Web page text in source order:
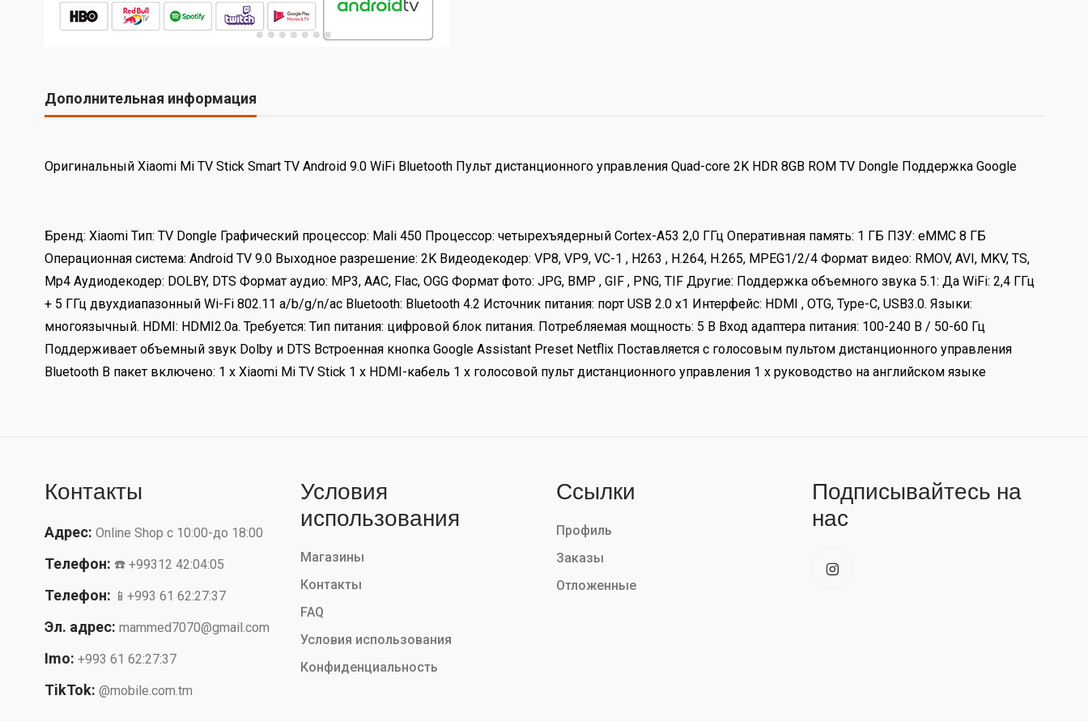
Дополнительная информация
Оригинальный Xiaomi Mi TV Stick Smart TV Android 9.0 WiFi Bluetooth Пульт дистанционного управления Quad-core 2K HDR 8GB ROM TV Dongle Поддержка Google
Бренд: Xiaomi Тип: TV Dongle Графический процессор: Mali 450 Процессор: четырехъядерный Cortex-A53 2,0 ГГц Оперативная память: 1 ГБ ПЗУ: eMMC 8 ГБ
Операционная система: Android TV 9.0 Выходное разрешение: 2K Видеодекодер: VP8, VP9, ​​VC-1 , H263 , H.264, H.265, MPEG1/2/4 Формат видео: RMOV, AVI, MKV, TS,
Mp4 Аудиодекодер: DOLBY, DTS Формат аудио: MP3, AAC, Flac, OGG Формат фото: JPG, BMP , GIF , PNG, TIF Другие: Поддержка объемного звука 5.1: Да WiFi: 2,4 ГГц
+ 5 ГГц двухдиапазонный Wi-Fi 802.11 a/b/g/n/ac Bluetooth: Bluetooth 4.2 Источник питания: порт USB 2.0 x1 Интерфейс: HDMI , OTG, Type-C, USB3.0. Языки:
многоязычный. HDMI: HDMI2.0a. Требуется: Тип питания: цифровой блок питания. Потребляемая мощность: 5 В Вход адаптера питания: 100-240 В / 50-60 Гц
Поддерживает объемный звук Dolby и DTS Встроенная кнопка Google Assistant Preset Netflix Поставляется с голосовым пультом дистанционного управления
Bluetooth В пакет включено: 1 x Xiaomi Mi TV Stick 1 x HDMI-кабель 1 х голосовой пульт дистанционного управления 1 х руководство на английском языке
Контакты
Адрес: Online Shop с 10:00-до 18:00
Телефон: ☎️ +99312 42:04:05
Телефон: 📱+993 61 62:27:37
Эл. адрес: mammed7070@gmail.com
Imo: +993 61 62:27:37
TikTok: @mobile.com.tm
Условия
использования
Магазины
Контакты
FAQ
Условия использования
Конфиденциальность
Ссылки
Профиль
Заказы
Отложенные
Подписывайтесь на
нас